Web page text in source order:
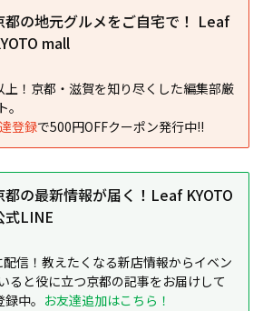
都の地元グルメをご自宅で！ Leaf
mall
！京都・滋賀を知り尽くした編集部厳
登録で500円OFFクーポン発行中!!
都の最新情報が届く！Leaf KYOTO
式LINE
信！教えたくなる新店情報からイベン
ると役に立つ京都の記事をお届けして
中。 お友達追加はこちら！